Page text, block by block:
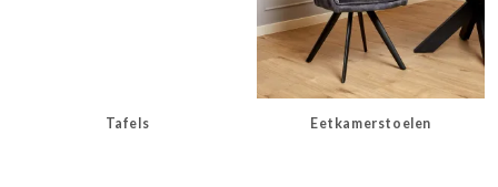
Tafels Eetkamerstoelen